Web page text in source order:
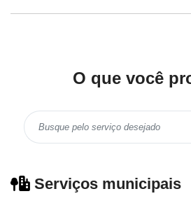
O que você
Serviços municipais